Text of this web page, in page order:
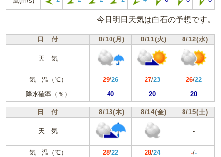
今日明日天気は白石の予想です。
日 付 8/10(月) 8/11(火) 8/12(水)
天 気
気 温（℃） 29/26 27/23 26/22
降水確率（％）
40 20 20
日 付 8/13(木) 8/14(金) 8/15(土)
天 気 -
気 温（℃） 28/22 28/24 -/-